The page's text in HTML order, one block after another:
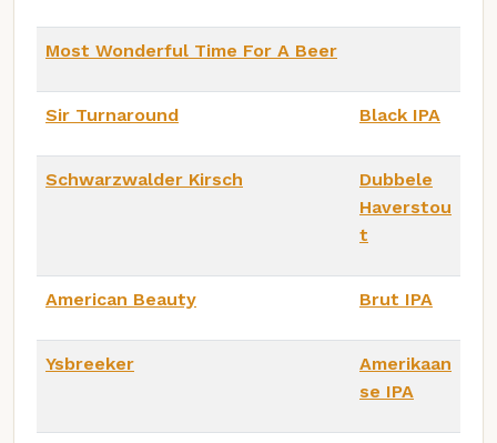
Most Wonderful Time For A Beer
Sir Turnaround Black IPA
Schwarzwalder Kirsch
Dubbele
Haverstou
t
American Beauty Brut IPA
Ysbreeker
Amerikaan
se IPA